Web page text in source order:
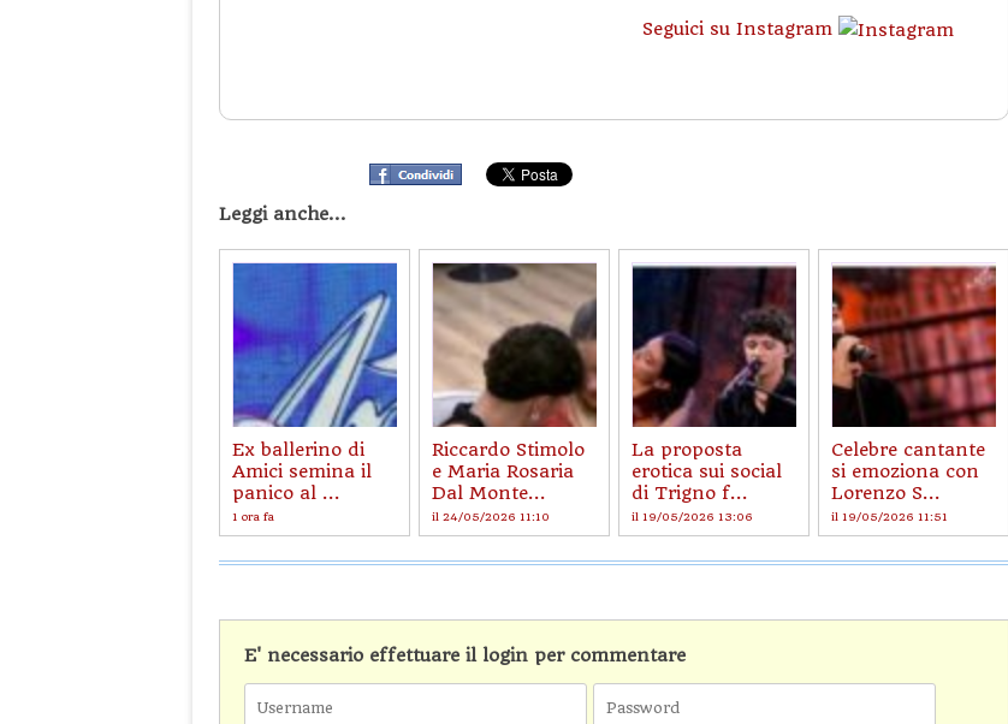
Seguici su Instagram
Leggi anche...
Ex ballerino di
Amici semina il
panico al ...
1 ora fa
Riccardo Stimolo
e Maria Rosaria
Dal Monte...
il 24/05/2026 11:10
La proposta
erotica sui social
di Trigno f...
il 19/05/2026 13:06
Celebre cantante
si emoziona con
Lorenzo S...
il 19/05/2026 11:51
E' necessario effettuare il login per commentare